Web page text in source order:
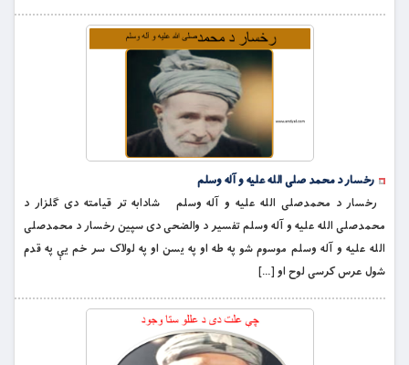
رخسار د محمد صلی الله علیه و آله وسلم
رخسار د محمدصلی الله علیه و آله وسلم شادابه تر قیامته دی ګلزار د
محمدصلی الله علیه و آله وسلم تفسیر د والضحی دی سپین رخسار د محمدصلی
الله علیه و آله وسلم موسوم شو په طه او په یسن او په لولاک سر خم یې په قدم
شول عرس کرسی لوح او […]